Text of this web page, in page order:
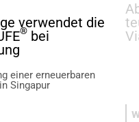
verwendet die
® bei
einer erneuerbaren
Singapur